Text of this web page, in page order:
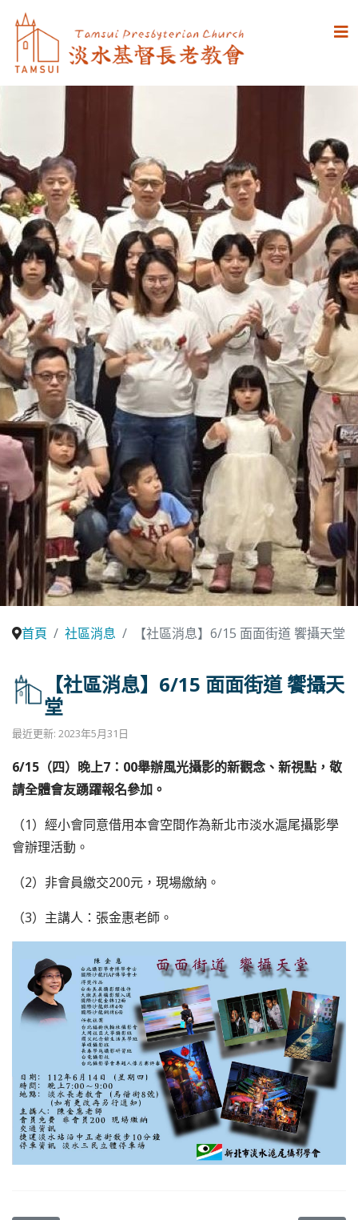
首頁 社區消息 【社區消息】6/15 面面街道 饗攝天堂
【社區消息】6/15 面面街道 饗攝天
堂
最近更新: 2023年5月31日
6/15（四）晚上7：00舉辦風光攝影的新觀念、新視點，敬
請全體會友踴躍報名參加。
（1）經小會同意借用本會空間作為新北市淡水滬尾攝影學
會辦理活動。
（2）非會員繳交200元，現場繳納。
（3）主講人：張金惠老師。